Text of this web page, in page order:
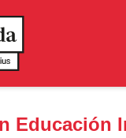
Educación